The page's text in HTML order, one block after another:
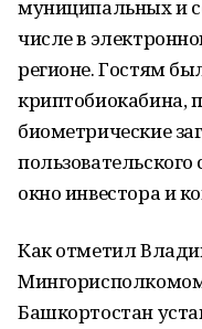
муниципальных и
числе в
регионе. Гостям
криптобиокабина,
биометрические
окно инвестора и
Как отметил
Башкортостан